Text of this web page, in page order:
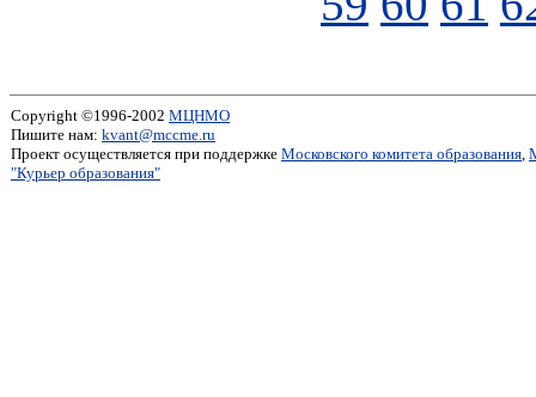
Copyright ©1996-2002 МЦНМО
Пишите нам: kvant@mccme.ru
Проект осуществляется при поддержке Московского комитета образования,
"Курьер образования"